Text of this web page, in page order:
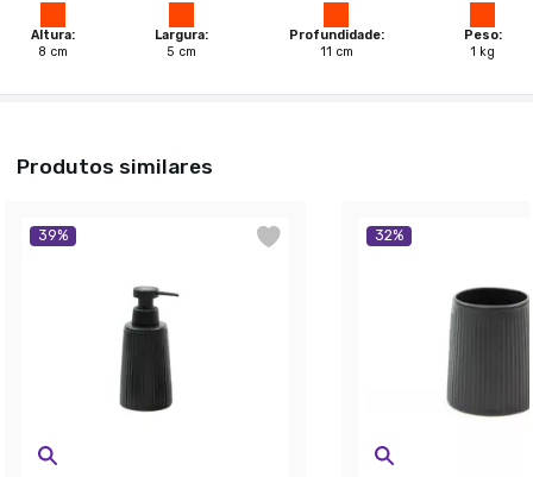
Altura:
8 cm
Largura:
5 cm
Profundidade:
11 cm
Peso:
1 kg
Produtos similares
39% 32%